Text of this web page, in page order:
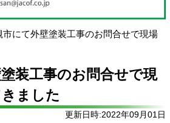
市にて外壁塗装工事のお問合せで現場
装工事のお問合せで現
ました
更新日時:2022年09月01日